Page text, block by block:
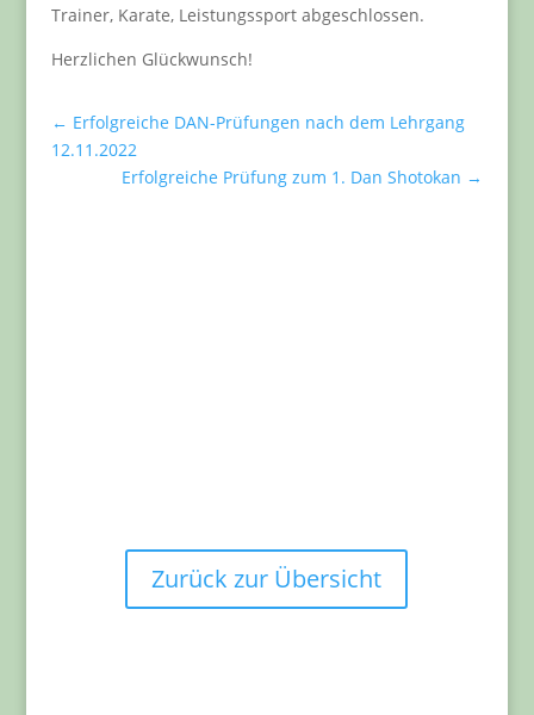
Trainer, Karate, Leistungssport abgeschlossen.
Herzlichen Glückwunsch!
← Erfolgreiche DAN-Prüfungen nach dem Lehrgang
12.11.2022
Erfolgreiche Prüfung zum 1. Dan Shotokan →
Zurück zur Übersicht